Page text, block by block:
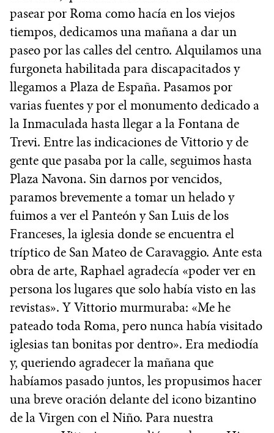
pasear por Roma como hacía en los viejos
tiempos, dedicamos una mañana a dar un
paseo por las calles del centro. Alquilamos una
furgoneta habilitada para discapacitados y
llegamos a Plaza de España. Pasamos por
varias fuentes y por el monumento dedicado a
la Inmaculada hasta llegar a la Fontana de
Trevi. Entre las indicaciones de Vittorio y de
gente que pasaba por la calle, seguimos hasta
Plaza Navona. Sin darnos por vencidos,
paramos brevemente a tomar un helado y
fuimos a ver el Panteón y San Luis de los
Franceses, la iglesia donde se encuentra el
tríptico de San Mateo de Caravaggio. Ante esta
obra de arte, Raphael agradecía «poder ver en
persona los lugares que solo había visto en las
revistas». Y Vittorio murmuraba: «Me he
pateado toda Roma, pero nunca había visitado
iglesias tan bonitas por dentro». Era mediodía
y, queriendo agradecer la mañana que
habíamos pasado juntos, les propusimos hacer
una breve oración delante del icono bizantino
de la Virgen con el Niño. Para nuestra